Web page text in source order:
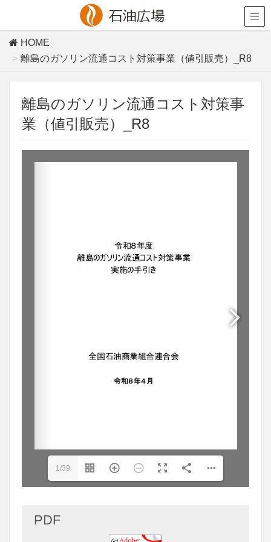
HOME
離島のガソリン流通コスト対策事業（値引販売）_R8
離島のガソリン流通コスト対策事
業（値引販売）_R8
1/39
PDF